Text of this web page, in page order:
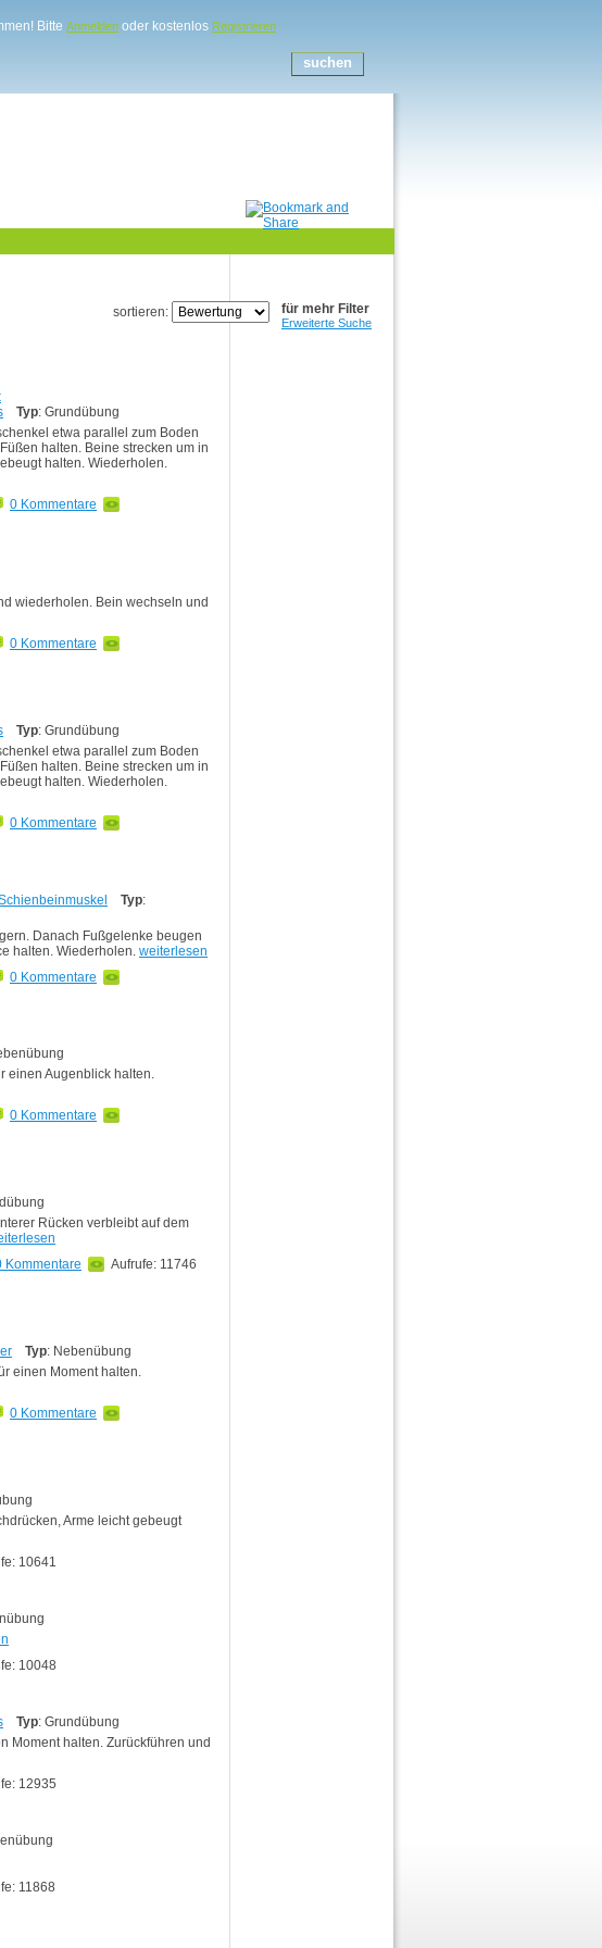
Bitte Anmelden oder kostenlos Registrieren
für mehr Filter
Erweiterte Suche
sortieren:
Typ: Grundübung
etwa parallel zum Boden
halten. Beine strecken um in
halten. Wiederholen.
0 Kommentare
wiederholen. Bein wechseln und
0 Kommentare
Typ: Grundübung
etwa parallel zum Boden
halten. Beine strecken um in
halten. Wiederholen.
0 Kommentare
Typ:
Danach Fußgelenke beugen
halten. Wiederholen. weiterlesen
0 Kommentare
einen Augenblick halten.
0 Kommentare
Rücken verbleibt auf dem
Kommentare Aufrufe: 11746
Typ: Nebenübung
einen Moment halten.
0 Kommentare
Arme leicht gebeugt
10641
10048
Typ: Grundübung
Moment halten. Zurückführen und
12935
11868